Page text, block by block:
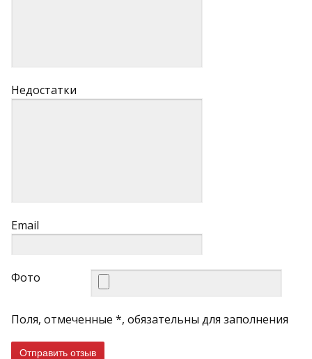
Недостатки
Email
Фото
Поля, отмеченные *, обязательны для заполнения
Отправить отзыв